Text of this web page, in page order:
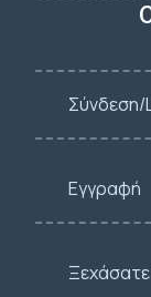
Σύνδεση/
Εγγραφή